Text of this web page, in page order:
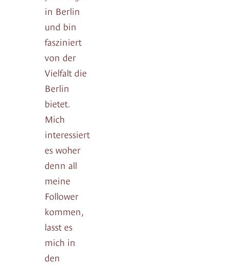
in Berlin
und bin
fasziniert
von der
Vielfalt die
Berlin
bietet.
Mich
interessiert
es woher
denn all
meine
Follower
kommen,
lasst es
mich in
den